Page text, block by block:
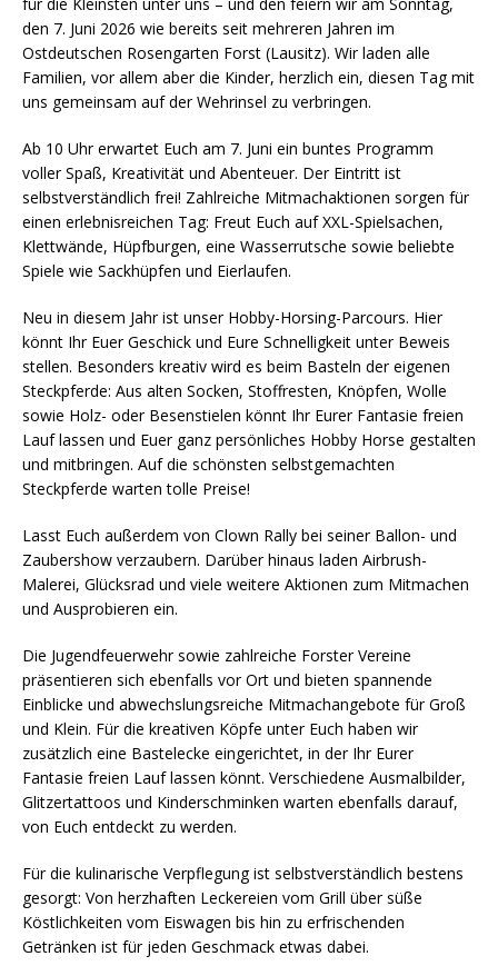
den 7. Juni 2026 wie bereits seit mehreren Jahren im
Ostdeutschen Rosengarten Forst (Lausitz). Wir laden alle
Familien, vor allem aber die Kinder, herzlich ein, diesen Tag mit
uns gemeinsam auf der Wehrinsel zu verbringen.
Ab 10 Uhr erwartet Euch am 7. Juni ein buntes Programm
voller Spaß, Kreativität und Abenteuer. Der Eintritt ist
selbstverständlich frei! Zahlreiche Mitmachaktionen sorgen für
einen erlebnisreichen Tag: Freut Euch auf XXL-Spielsachen,
Klettwände, Hüpfburgen, eine Wasserrutsche sowie beliebte
Spiele wie Sackhüpfen und Eierlaufen.
Neu in diesem Jahr ist unser Hobby-Horsing-Parcours. Hier
könnt Ihr Euer Geschick und Eure Schnelligkeit unter Beweis
stellen. Besonders kreativ wird es beim Basteln der eigenen
Steckpferde: Aus alten Socken, Stoffresten, Knöpfen, Wolle
sowie Holz- oder Besenstielen könnt Ihr Eurer Fantasie freien
Lauf lassen und Euer ganz persönliches Hobby Horse gestalten
und mitbringen. Auf die schönsten selbstgemachten
Steckpferde warten tolle Preise!
Lasst Euch außerdem von Clown Rally bei seiner Ballon- und
Zaubershow verzaubern. Darüber hinaus laden Airbrush-
Malerei, Glücksrad und viele weitere Aktionen zum Mitmachen
und Ausprobieren ein.
Die Jugendfeuerwehr sowie zahlreiche Forster Vereine
präsentieren sich ebenfalls vor Ort und bieten spannende
Einblicke und abwechslungsreiche Mitmachangebote für Groß
und Klein. Für die kreativen Köpfe unter Euch haben wir
zusätzlich eine Bastelecke eingerichtet, in der Ihr Eurer
Fantasie freien Lauf lassen könnt. Verschiedene Ausmalbilder,
Glitzertattoos und Kinderschminken warten ebenfalls darauf,
von Euch entdeckt zu werden.
Für die kulinarische Verpflegung ist selbstverständlich bestens
gesorgt: Von herzhaften Leckereien vom Grill über süße
Köstlichkeiten vom Eiswagen bis hin zu erfrischenden
Getränken ist für jeden Geschmack etwas dabei.